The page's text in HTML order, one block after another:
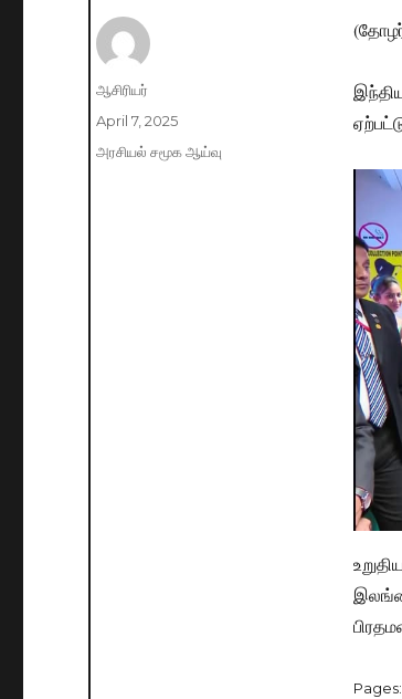
Pages:
Author
ஆசிரியர்
Posted
on
April 7, 2025
Categories
அரசியல் சமூக ஆய்வு